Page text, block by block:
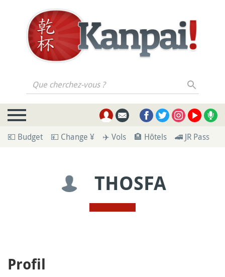
Que cherchez-vous ?
💶 Budget 💴 Change ¥ ✈️ Vols 🏨 Hôtels 🚄 JR Pass
THOSFA
Profil